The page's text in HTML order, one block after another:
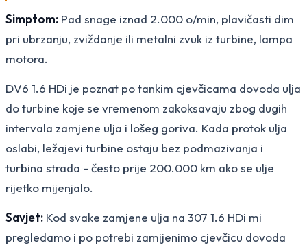
Simptom: Pad snage iznad 2.000 o/min, plavičasti dim
pri ubrzanju, zviždanje ili metalni zvuk iz turbine, lampa
motora.
DV6 1.6 HDi je poznat po tankim cjevčicama dovoda ulja
do turbine koje se vremenom zakoksavaju zbog dugih
intervala zamjene ulja i lošeg goriva. Kada protok ulja
oslabi, ležajevi turbine ostaju bez podmazivanja i
turbina strada - često prije 200.000 km ako se ulje
rijetko mijenjalo.
Savjet: Kod svake zamjene ulja na 307 1.6 HDi mi
pregledamo i po potrebi zamijenimo cjevčicu dovoda